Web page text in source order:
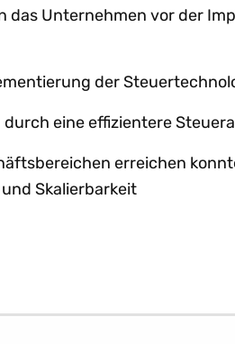
das Unternehmen vor der
der
eine effizientere
erreichen
Skalierbarkeit